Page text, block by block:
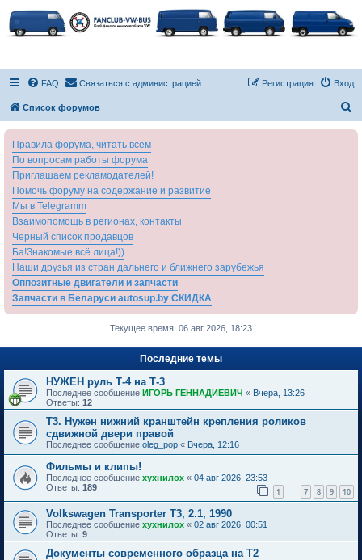
FAQ Связаться с администрацией Вход
Регистрация
Список форумов
Правила форума, читать всем
По вопросам работы форума
Приглашаем рекламодателей!
Помочь форуму на содержание и развитие
Мы в Telegramm
Взаимопомощь в регионах, контакты
Черный список продавцов
Ба!Знакомые всё лица!))
Наши друзья из стран дальнего и ближнего зарубежья
Оппозитные двигатели и запчасти
Запчасти в Беларуси autosup.by СКИДКА
Текущее время: 06 авг 2026, 18:23
Последние темы
НУЖЕН руль Т-4 на Т-3
Последнее сообщение ИГОРЬ ГЕННАДИЕВИЧ « Вчера, 13:26
Ответы: 12
Т3. Нужен нижний кранштейн крепления роликов
сдвижной двери правой
Последнее сообщение oleg_pop « Вчера, 12:16
Фильмы и клипы!
Последнее сообщение хухнилох « 04 авг 2026, 23:53
Ответы: 189 1 7 8 9 10
Volkswagen Transporter T3, 2.1, 1990
Последнее сообщение хухнилох « 02 авг 2026, 00:51
Ответы: 9
Документы современного образца на Т2